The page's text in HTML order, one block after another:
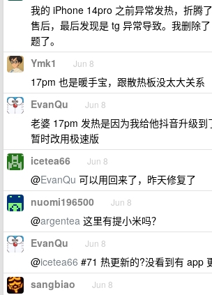
我的 iPhone 14pro 之前异常发热，折腾
售后，最后发现是 tg 异常导致。我删除
题了。
Ymk1 Jun 8
17pm 也是暖手宝，跟散热板没太大关系
EvanQu Jun 8
老婆 17pm 发热是因为我给他抖音升级到
暂时改用极速版
icetea66 Jun 8
@EvanQu 可以用回来了，昨天修复了
nuomi196500 Jun 8
@argentea 这里有提小米吗？
EvanQu Jun 8
@icetea66 #71 热更新的?没看到有 app
sangbiao Jun 8